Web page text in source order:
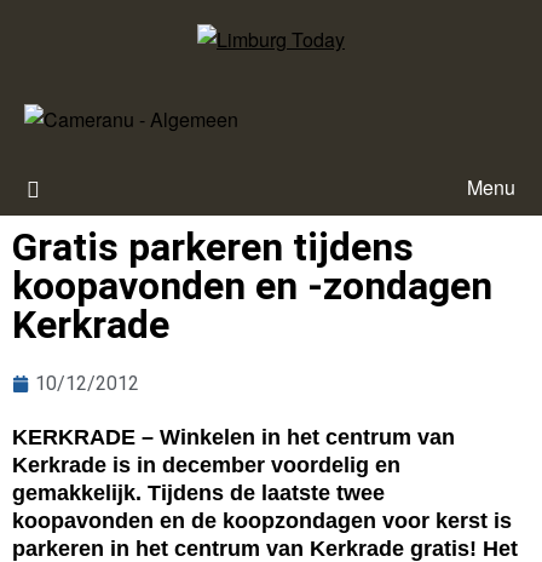
Menu
Gratis parkeren tijdens
koopavonden en -zondagen
Kerkrade
10/12/2012
KERKRADE – Winkelen in het centrum van
Kerkrade is in december voordelig en
gemakkelijk. Tijdens de laatste twee
koopavonden en de koopzondagen voor kerst is
parkeren in het centrum van Kerkrade gratis! Het